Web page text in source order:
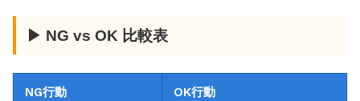
▶ NG vs OK 比較表
NG行動 OK行動